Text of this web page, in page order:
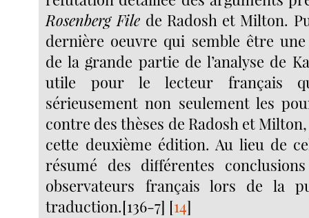
Rosenberg File de Radosh et Milton.
dernière oeuvre qui semble être
de la grande partie de l’analyse de
utile pour le lecteur français
sérieusement non seulement les
contre des thèses de Radosh et
cette deuxième édition. Au lieu de
résumé des différentes
observateurs français lors de la
traduction.[136-7] [14]